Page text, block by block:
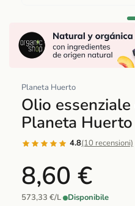
multimedia
1
ventana
modal
Planeta Huerto
Olio
Planeta
4.8(10 recensioni)
8,60 €
573,33 €/L· Disponibile